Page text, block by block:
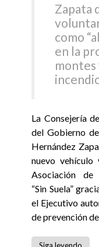
Zapata
como
en la
montes
La Consejería
del Gobierno
Hernández
nuevo
Asociación de
“Sin Suela”
el Ejecutivo
de prevención
Siga leyendo